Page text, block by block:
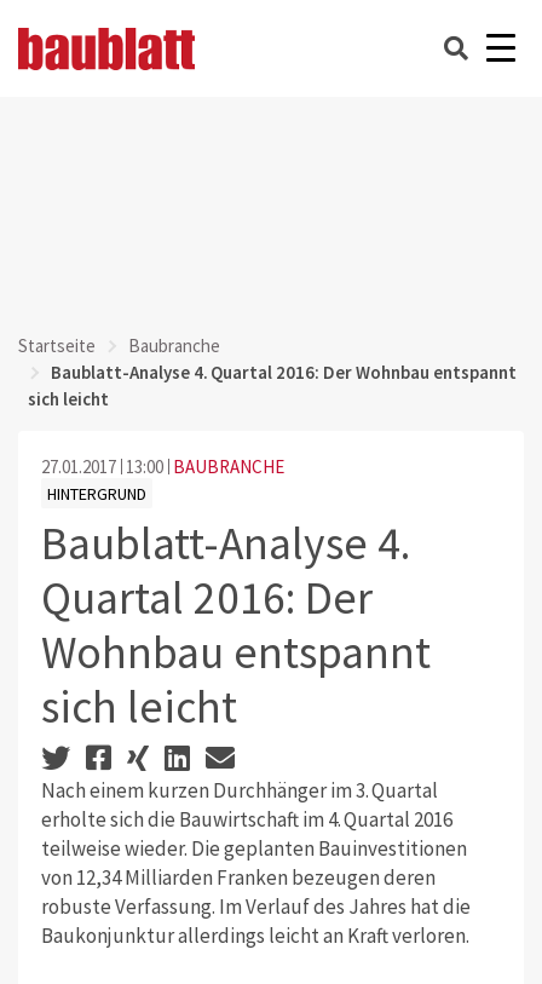
Startseite
Baubranche
Baublatt-Analyse 4. Quartal 2016: Der Wohnbau entspannt
sich leicht
27.01.2017 13:00 BAUBRANCHE
HINTERGRUND
Baublatt-Analyse 4.
Quartal 2016: Der
Wohnbau entspannt
sich leicht
Nach einem kurzen Durchhänger im 3. Quartal
erholte sich die Bauwirtschaft im 4. Quartal 2016
teilweise wieder. Die geplanten Bauinvestitionen
von 12,34 Milliarden Franken bezeugen deren
robuste Verfassung. Im Verlauf des Jahres hat die
Baukonjunktur allerdings leicht an Kraft verloren.